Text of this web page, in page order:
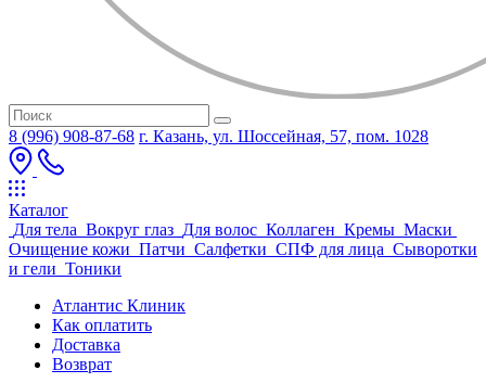
8 (996) 908-87-68 г. Казань, ул. Шоссейная, 57, пом. 1028
Каталог
Для тела Вокруг глаз Для волос Коллаген Кремы Маски
Очищение кожи Патчи Салфетки СПФ для лица Сыворотки
и гели Тоники
Атлантис Клиник
Как оплатить
Доставка
Возврат